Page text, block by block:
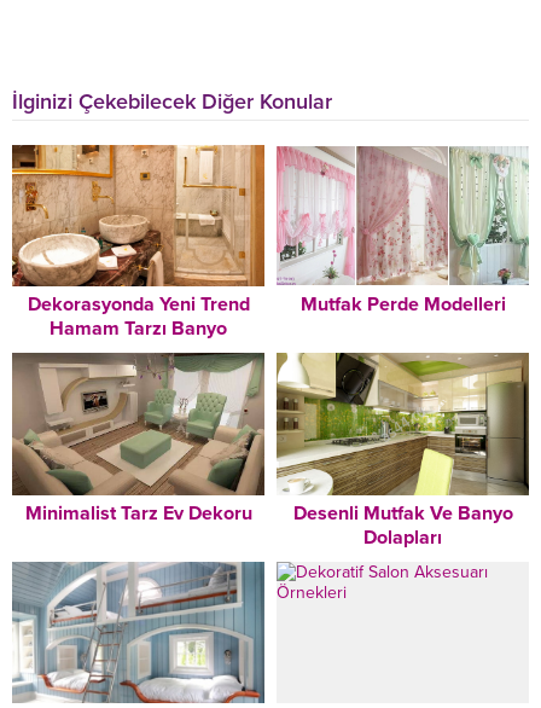
İlginizi Çekebilecek Diğer Konular
Dekorasyonda Yeni Trend
Hamam Tarzı Banyo
Dekorasyonu Modelleri
Mutfak Perde Modelleri
Minimalist Tarz Ev Dekoru
Desenli Mutfak Ve Banyo
Dolapları